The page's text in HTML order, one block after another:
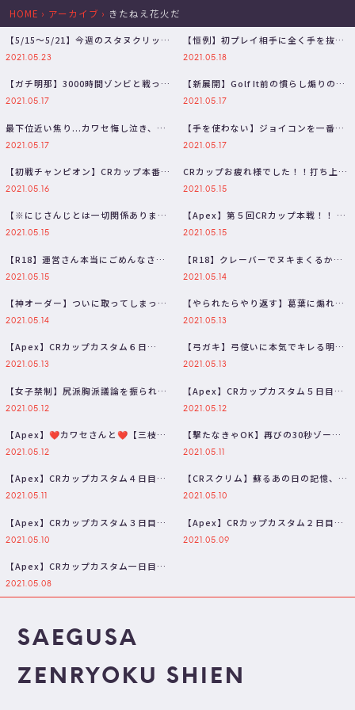
HOME › アーカイブ › きたねえ花火だ
【5/15～5/21】今週のスタヌクリップ
集【VCC/CRカップ/バイ…
2021.05.23
【恒例】初プレイ相手に全く手を抜か
ないスタヌ、思わず本音が漏れてしま
2021.05.18
【ガチ明那】3000時間ゾンビと戦って
きた男の死に様を目にしたスタヌ【…
2021.05.17
【新展開】Golf It前の慣らし煽りのは
ずがかわせ君の死からガチにな…
2021.05.17
最下位近い焦り...カワセ悔し泣き、
色々あったCRCUP裏話暴露！！【…
2021.05.17
【手を使わない】ジョイコンを一番敏
感な場所に当てミニゲームに挑む一同
2021.05.17
【初戦チャンピオン】CRカップ本番1
試合目で激熱チャンピオンを決めた
2021.05.16
CRカップお疲れ様でした！！打ち上げ
会場はこちら #きたねぇ花火WIN
2021.05.15
【※にじさんじとは一切関係ありませ
ん】自らライン越える明那さんに本気
2021.05.15
【Apex】第５回CRカップ本戦！！ #
きたねぇ花火WIN 【三枝明那…
2021.05.15
【R18】運営さん本当にごめんなさ
い、出禁にしないでください。
2021.05.15
【R18】クレーバーでヌキまくるかわ
せ君に興奮しまくる明那とスタヌ
2021.05.14
【神オーダー】ついに取ってしまった
CRスクリム激熱の初チャンピオンに
2021.05.14
【やられたらやり返す】葛葉に煽れた
ので叶きゅんにフィニッシャーをお見
2021.05.13
【Apex】CRカップカスタム６日
目！！！今日は勝ちます。【三枝明那
2021.05.13
【弓ガキ】弓使いに本気でキレる明那
さんにツボるスタヌ【ApexLege…
2021.05.13
【女子禁制】尻派胸派議論を振られた
スタヌ、良いケツについて詳しく語っ
2021.05.12
【Apex】CRカップカスタム５日目！
チームの絆編【三枝明那 / にじ…
2021.05.12
【Apex】❤カワセさんと❤【三枝明
那 / にじさんじ】
2021.05.12
【撃たなきゃOK】再びの30秒ゾーン
ムーブにしっかり確認を取り挑むス
2021.05.11
【Apex】CRカップカスタム４日目！
冷静gaming所属【三枝明那 …
2021.05.11
【CRスクリム】蘇るあの日の記憶、何
度でもカワセ君に聞こう。ルール違
2021.05.10
【Apex】CRカップカスタム３日目
ジブラルタルは２日目【三枝明那 …
2021.05.10
【Apex】CRカップカスタム２日目
ここからはじまるジブラルタル生活…
2021.05.09
【Apex】CRカップカスタム一日目
はじめましてカワセさんスタヌさん…
2021.05.08
SAEGUSA
ZENRYOKU SHIEN